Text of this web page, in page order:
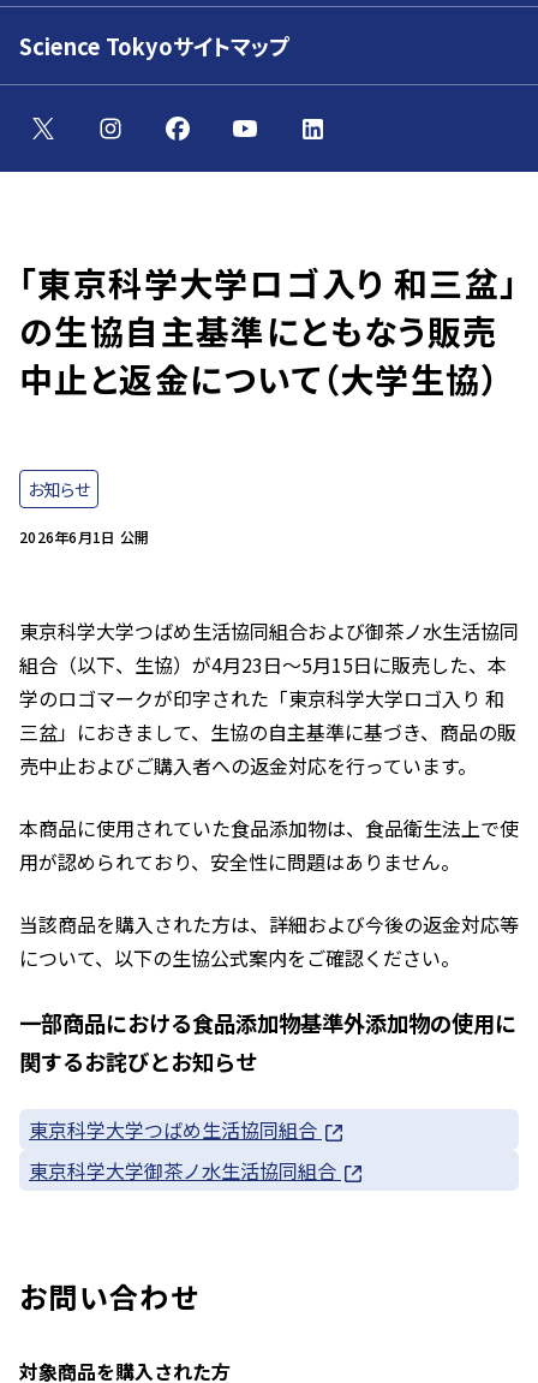
Science Tokyoサイトマップ
「東京科学大学ロゴ入り 和三盆」
の生協自主基準にともなう販売
中止と返金について（大学生協）
2026年6月1日 公開
お知らせ
東京科学大学つばめ生活協同組合および御茶ノ水生活協同
組合（以下、生協）が4月23日～5月15日に販売した、本
学のロゴマークが印字された「東京科学大学ロゴ入り 和
三盆」におきまして、生協の自主基準に基づき、商品の販
売中止およびご購入者への返金対応を行っています。
本商品に使用されていた食品添加物は、食品衛生法上で使
用が認められており、安全性に問題はありません。
当該商品を購入された方は、詳細および今後の返金対応等
について、以下の生協公式案内をご確認ください。
一部商品における食品添加物基準外添加物の使用に
関するお詫びとお知らせ
東京科学大学つばめ生活協同組合
東京科学大学御茶ノ水生活協同組合
お問い合わせ
対象商品を購入された方